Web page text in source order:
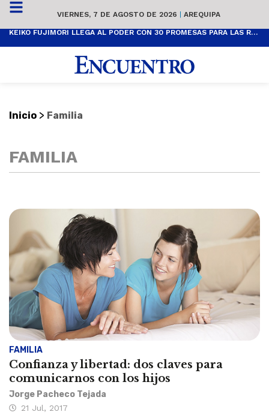
VIERNES, 7 DE AGOSTO DE 2026 | AREQUIPA
KEIKO FUJIMORI LLEGA AL PODER CON 30 PROMESAS PARA LAS REGIONES DEL SUR
Inicio > Familia
FAMILIA
FAMILIA
Confianza y libertad: dos claves para
comunicarnos con los hijos
Jorge Pacheco Tejada
21 Jul, 2017